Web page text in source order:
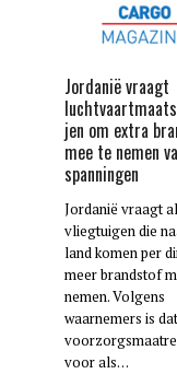
Jordanië vraagt
jen om extra
mee te nemen
spanningen
Jordanië vraagt
vliegtuigen die
land komen per
meer brandstof
nemen. Volgens
waarnemers is
voor als…